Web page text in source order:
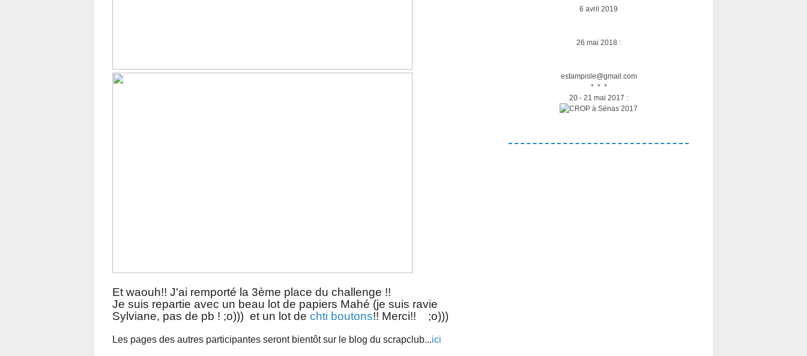
Et waouh!! J'ai remporté la 3ème place du challenge !!
Je suis repartie avec un beau lot de papiers Mahé (je suis ravie
Sylviane, pas de pb ! ;o))) et un lot de chti boutons!! Merci!! ;o)))
Les pages des autres participantes seront bientôt sur le blog du scrapclub...ici
6 avril 2019
26 mai 2018 :
estampisle@gmail.com
* * *
20 - 21 mai 2017 :